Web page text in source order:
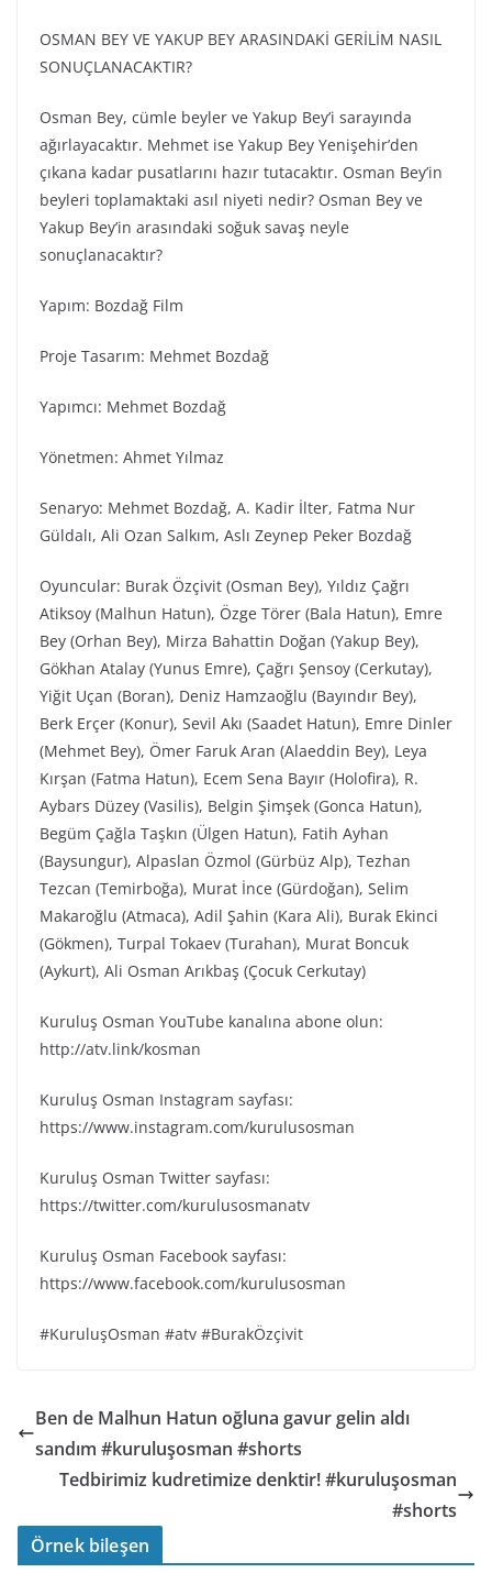
OSMAN BEY VE YAKUP BEY ARASINDAKİ GERİLİM NASIL
SONUÇLANACAKTIR?
Osman Bey, cümle beyler ve Yakup Bey’i sarayında
ağırlayacaktır. Mehmet ise Yakup Bey Yenişehir’den
çıkana kadar pusatlarını hazır tutacaktır. Osman Bey’in
beyleri toplamaktaki asıl niyeti nedir? Osman Bey ve
Yakup Bey’in arasındaki soğuk savaş neyle
sonuçlanacaktır?
Yapım: Bozdağ Fi̇lm
Proje Tasarım: Mehmet Bozdağ
Yapımcı: Mehmet Bozdağ
Yönetmen: Ahmet Yılmaz
Senaryo: Mehmet Bozdağ, A. Kadir İlter, Fatma Nur
Güldalı, Ali Ozan Salkım, Aslı Zeynep Peker Bozdağ
Oyuncular: Burak Özçivit (Osman Bey), Yıldız Çağrı
Atiksoy (Malhun Hatun), Özge Törer (Bala Hatun), Emre
Bey (Orhan Bey), Mirza Bahattin Doğan (Yakup Bey),
Gökhan Atalay (Yunus Emre), Çağrı Şensoy (Cerkutay),
Yiğit Uçan (Boran), Deniz Hamzaoğlu (Bayındır Bey),
Berk Erçer (Konur), Sevil Akı (Saadet Hatun), Emre Dinler
(Mehmet Bey), Ömer Faruk Aran (Alaeddin Bey), Leya
Kırşan (Fatma Hatun), Ecem Sena Bayır (Holofira), R.
Aybars Düzey (Vasilis), Belgin Şimşek (Gonca Hatun),
Begüm Çağla Taşkın (Ülgen Hatun), Fatih Ayhan
(Baysungur), Alpaslan Özmol (Gürbüz Alp), Tezhan
Tezcan (Temirboğa), Murat İnce (Gürdoğan), Selim
Makaroğlu (Atmaca), Adil Şahin (Kara Ali), Burak Ekinci
(Gökmen), Turpal Tokaev (Turahan), Murat Boncuk
(Aykurt), Ali Osman Arıkbaş (Çocuk Cerkutay)
Kuruluş Osman YouTube kanalına abone olun:
http://atv.link/kosman
Kuruluş Osman Instagram sayfası:
https://www.instagram.com/kurulusosman
Kuruluş Osman Twitter sayfası:
https://twitter.com/kurulusosmanatv
Kuruluş Osman Facebook sayfası:
https://www.facebook.com/kurulusosman
#KuruluşOsman #atv #BurakÖzçivit
Ben de Malhun Hatun oğluna gavur gelin aldı
sandım #kuruluşosman #shorts
Tedbirimiz kudretimize denktir! #kuruluşosman
#shorts
Örnek bileşen